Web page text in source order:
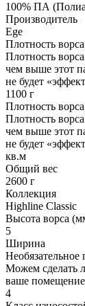
100% ПА
Производитель
Ege
Плотность ворса
Плотность
чем выше этот
не будет
1100 г
Плотность ворса
Плотность
чем выше этот
не будет
кв.м
Общий вес
2600 г
Коллекция
Highline Classic
Высота ворса
5
Ширина
Можем сделать
ваше
4